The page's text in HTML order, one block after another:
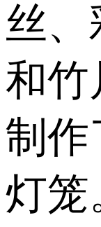
丝、
和竹
制作
灯笼